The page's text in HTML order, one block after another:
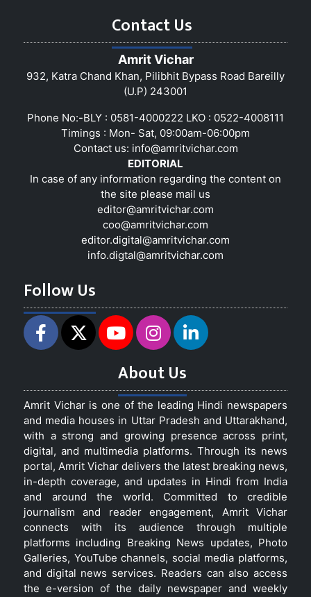
Contact Us
Amrit Vichar
932, Katra Chand Khan, Pilibhit Bypass Road Bareilly
(U.P) 243001
Phone No:-BLY : 0581-4000222 LKO : 0522-4008111
Timings : Mon- Sat, 09:00am-06:00pm
Contact us: info@amritvichar.com
EDITORIAL
In case of any information regarding the content on
the site please mail us
editor@amritvichar.com
coo@amritvichar.com
editor.digital@amritvichar.com
info.digtal@amritvichar.com
Follow Us
About Us
Amrit Vichar is one of the leading Hindi newspapers
and media houses in Uttar Pradesh and Uttarakhand,
with a strong and growing presence across print,
digital, and multimedia platforms. Through its news
portal, Amrit Vichar delivers the latest breaking news,
in-depth coverage, and updates in Hindi from India
and around the world. Committed to credible
journalism and reader engagement, Amrit Vichar
connects with its audience through multiple
platforms including Breaking News updates, Photo
Galleries, YouTube channels, social media platforms,
and digital news services. Readers can also access
the e-version of the daily newspaper and weekly